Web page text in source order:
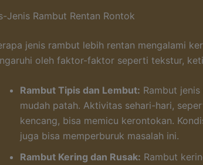
Jenis Rambut Rentan Rontok
jenis rambut lebih rentan mengalami
oleh faktor-faktor seperti tekstur,
Rambut Tipis dan Lembut: Rambut
mudah patah. Aktivitas sehari-hari,
kencang, bisa memicu kerontokan.
juga bisa memperburuk masalah ini.
Rambut Kering dan Rusak: Rambut